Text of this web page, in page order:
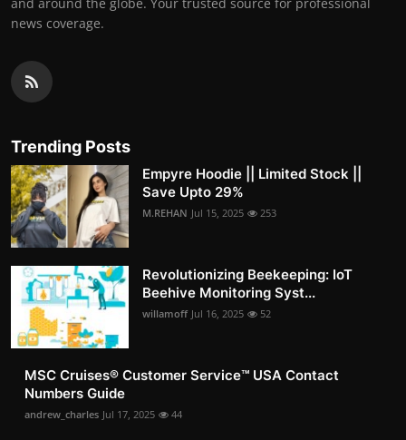
and around the globe. Your trusted source for professional
news coverage.
Trending Posts
Empyre Hoodie || Limited Stock ||
Save Upto 29%
M.REHAN Jul 15, 2025 253
Revolutionizing Beekeeping: IoT
Beehive Monitoring Syst...
willamoff Jul 16, 2025 52
MSC Cruises®️ Customer Service™️ USA Contact
Numbers Guide
andrew_charles Jul 17, 2025 44